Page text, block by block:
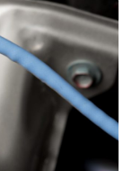
대자동차와 삼성